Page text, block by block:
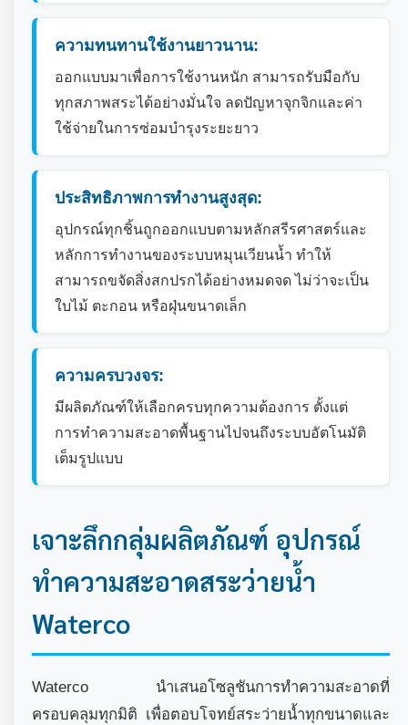
ความทนทานใช้งานยาวนาน:
ออกแบบมาเพื่อการใช้งานหนัก สามารถรับมือกับ
ทุกสภาพสระได้อย่างมั่นใจ ลดปัญหาจุกจิกและค่า
ใช้จ่ายในการซ่อมบำรุงระยะยาว
ประสิทธิภาพการทำงานสูงสุด:
อุปกรณ์ทุกชิ้นถูกออกแบบตามหลักสรีรศาสตร์และ
หลักการทำงานของระบบหมุนเวียนน้ำ ทำให้
สามารถขจัดสิ่งสกปรกได้อย่างหมดจด ไม่ว่าจะเป็น
ใบไม้ ตะกอน หรือฝุ่นขนาดเล็ก
ความครบวงจร:
มีผลิตภัณฑ์ให้เลือกครบทุกความต้องการ ตั้งแต่
การทำความสะอาดพื้นฐานไปจนถึงระบบอัตโนมัติ
เต็มรูปแบบ
เจาะลึกกลุ่มผลิตภัณฑ์ อุปกรณ์
ทำความสะอาดสระว่ายน้ำ
Waterco
Waterco นำเสนอโซลูชันการทำความสะอาดที่
ครอบคลุมทุกมิติ เพื่อตอบโจทย์สระว่ายน้ำทุกขนาดและ